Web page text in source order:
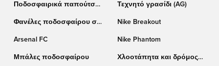
Ποδοσφαιρικά παπούτσια
Τεχνητό γρασίδι (AG)
Φανέλες ποδοσφαίρου σε
Nike Breakout
Arsenal FC Nike Phantom
Μπάλες ποδοσφαίρου
Χλοοτάπητα και δρόμος